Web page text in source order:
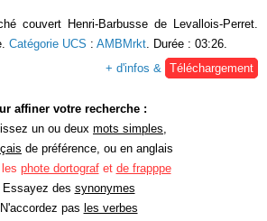
couvert Henri-Barbusse de Levallois-Perret.
Catégorie UCS : AMBMrkt . Durée : 03:26.
+ d'infos &
Téléchargement
affiner votre recherche :
un ou deux mots simples
de préférence, ou en anglais
phote dortografet de frapppe
Essayez des synonymes
pas les verbes